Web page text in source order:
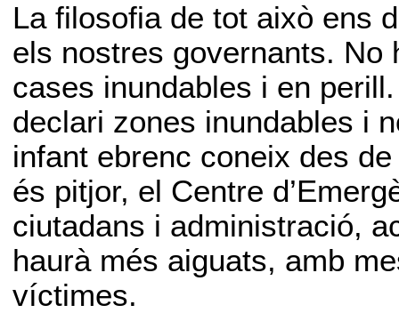
La filosofia de tot això ens
els nostres governants. No
cases inundables i en
declari zones inundables i
infant ebrenc coneix des
és pitjor, el Centre
ciutadans i administració,
haurà més aiguats, amb
víctimes.